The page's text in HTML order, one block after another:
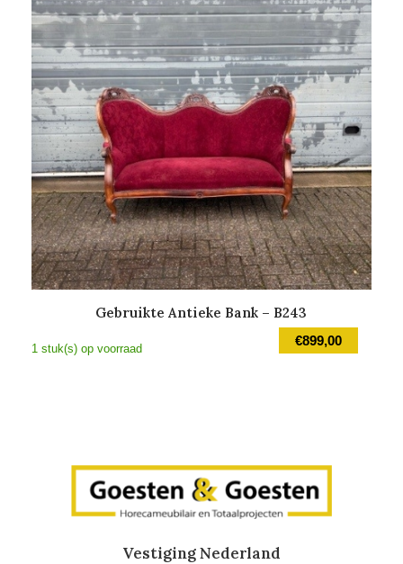
Gebruikte Antieke Bank – B243
€899,00
1 stuk(s) op voorraad
Vestiging Nederland